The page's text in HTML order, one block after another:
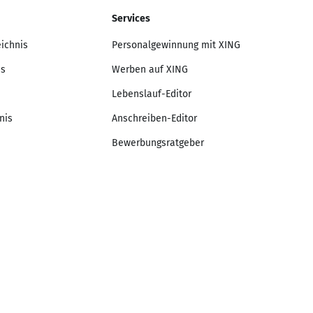
Services
Personalgewinnung mit XING
Werben auf XING
Lebenslauf-Editor
Anschreiben-Editor
Bewerbungsratgeber